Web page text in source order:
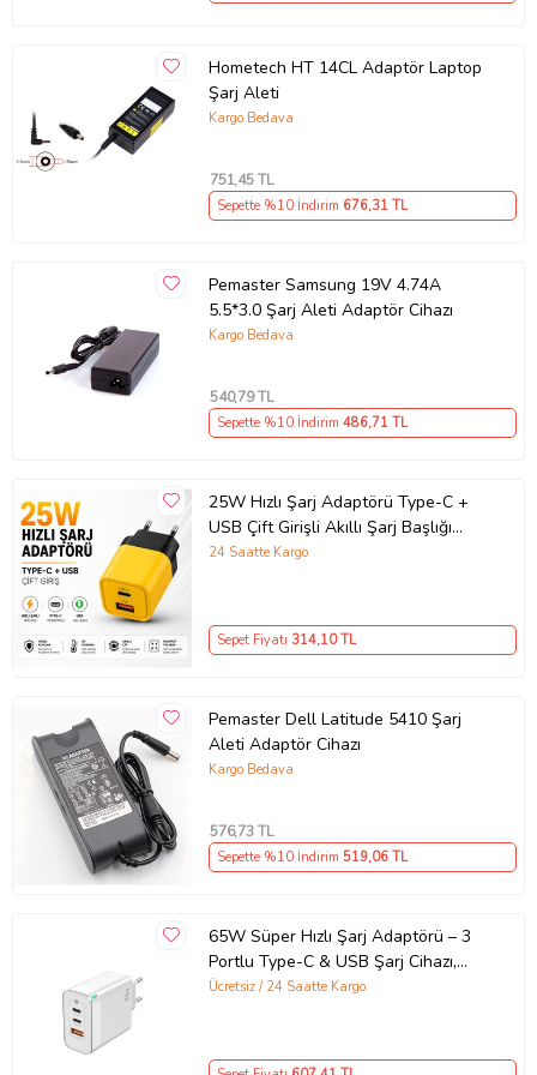
MARKALAR STOK DURUMUNA GÖRE
FARKLILIKLAR GÖSTEREBİLMEKTEDİR.
Bu ürün ilan başlığındaki model ile birebir uyumludur ancak bazı
Cihazlar birden fazla adaptör kullanmaktadır. Bu nedenle eski
adaptörünüzün üzerinde veya Bilgisayarınızın altında yazan Volt,
Amper bilgisine dikkat ediniz veya bize sormaktan çekinmeyin.
Arayıpta bulamadığınız Tüm Notebook Yedek Parçalarını bize
ADRES DEĞİŞİKLİĞİ MAALESEF YAPILAMAMAKTADIR BU
NEDENLE ADRESİNİZİ SİPARİŞTEN ÖNCE GÜNCELLEYİNİZ.
Hometech HT 14CL Adaptör Laptop
Şarj Aleti
Kargo Bedava
751,45 TL
Sepette %10 İndirim 676,31 TL
Pemaster Samsung 19V 4.74A
5.5*3.0 Şarj Aleti Adaptör Cihazı
Kargo Bedava
540,79 TL
Sepette %10 İndirim 486,71 TL
25W Hızlı Şarj Adaptörü Type-C +
USB Çift Girişli Akıllı Şarj Başlığı
Kompakt Tasarım
24 Saatte Kargo
Sepet Fiyatı 314,10 TL
Pemaster Dell Latitude 5410 Şarj
Aleti Adaptör Cihazı
Kargo Bedava
576,73 TL
Sepette %10 İndirim 519,06 TL
65W Süper Hızlı Şarj Adaptörü – 3
Portlu Type-C & USB Şarj Cihazı,
GaN Teknolojili 65W Hızlı Şarj Cihazı
Adaptörü – Type-C ve USB Çıkışlı,
Ücretsiz / 24 Saatte Kargo